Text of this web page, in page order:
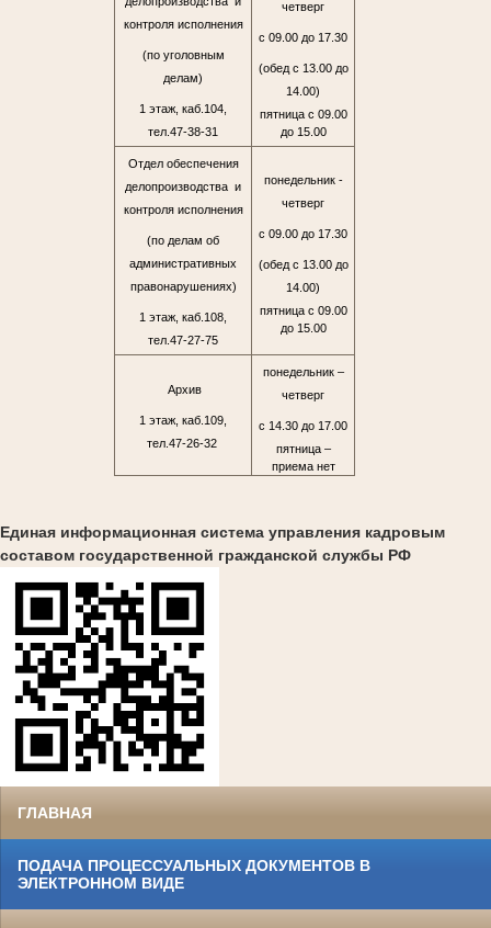
контроля исполнения
(по уголовным
делам)
1 этаж, каб.104,
тел.47-38-31
четверг
с 09.00 до 17.30
(обед с 13.00 до
14.00)
пятница с 09.00
до 15.00
Отдел обеспечения
делопроизводства и
контроля исполнения
(по делам об
административных
правонарушениях)
1 этаж, каб.108,
тел.47-27-75
понедельник -
четверг
с 09.00 до 17.30
(обед с 13.00 до
14.00)
пятница с 09.00
до 15.00
Архив
1 этаж, каб.109,
тел.47-26-32
понедельник –
четверг
с 14.30 до 17.00
пятница –
приема нет
Единая информационная система управления кадровым
составом государственной гражданской службы РФ
ГЛАВНАЯ
ПОДАЧА ПРОЦЕССУАЛЬНЫХ ДОКУМЕНТОВ В
ЭЛЕКТРОННОМ ВИДЕ